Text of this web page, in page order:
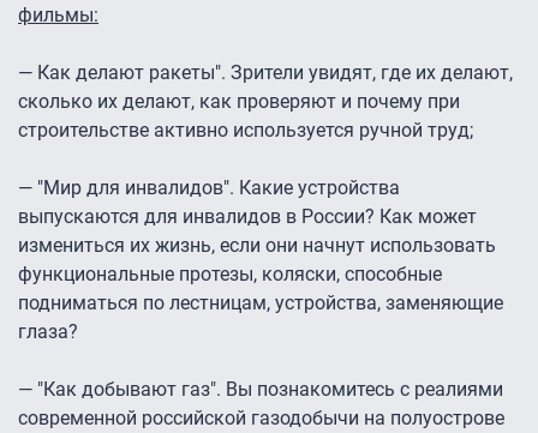
фильмы:
— Как делают ракеты". Зрители увидят, где их делают,
сколько их делают, как проверяют и почему при
строительстве активно используется ручной труд;
— "Мир для инвалидов". Какие устройства
выпускаются для инвалидов в России? Как может
измениться их жизнь, если они начнут использовать
функциональные протезы, коляски, способные
подниматься по лестницам, устройства, заменяющие
глаза?
— "Как добывают газ". Вы познакомитесь с реалиями
современной российской газодобычи на полуострове